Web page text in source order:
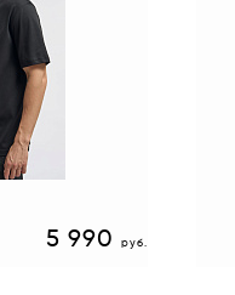
5 990 руб.